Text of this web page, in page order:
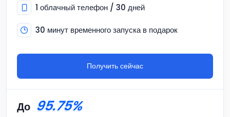
1 облачный телефон / 30 дней
30 минут временного запуска в подарок
Получить сейчас
До 95.75%